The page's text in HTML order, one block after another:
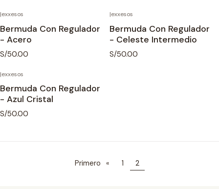
|exxesos
Bermuda Con Regulador
- Acero
S/50.00
|exxesos
Bermuda Con Regulador
- Celeste Intermedio
S/50.00
|exxesos
Bermuda Con Regulador
- Azul Cristal
S/50.00
Primero « 1 2